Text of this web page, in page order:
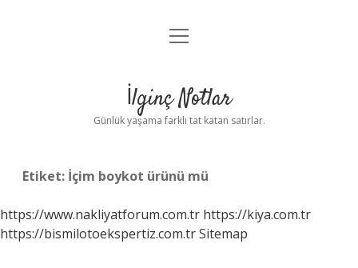
Anasayfa
Yasal Uyarı
menüyü
İlginç Notlar
Günlük yaşama farklı tat katan satırlar.
Etiket: İçim boykot ürünü mü
https://www.nakliyatforum.com.tr https://kiya.com.tr
https://bismilotoekspertiz.com.trSitemap